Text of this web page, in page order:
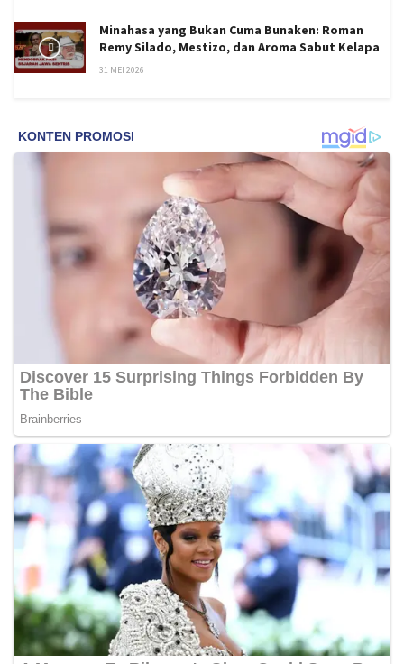
Minahasa yang Bukan Cuma Bunaken: Roman
Remy Silado, Mestizo, dan Aroma Sabut Kelapa
31 MEI 2026